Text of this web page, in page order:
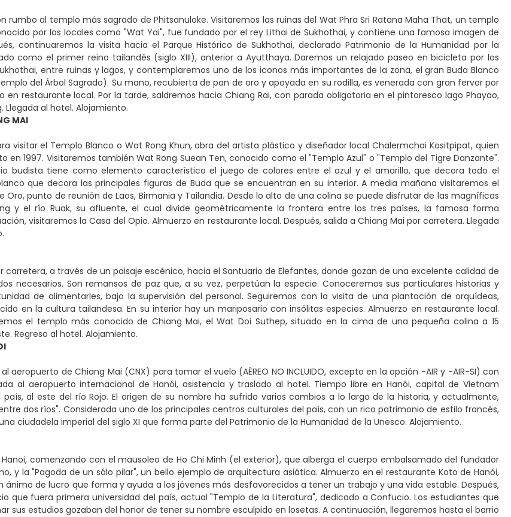
rumbo al templo más sagrado de Phitsanuloke. Visitaremos las ruinas del Wat Phra Sri Ratana Maha That, un templo
por los locales como "Wat Yai", fue fundado por el rey Lithai de Sukhothai, y contiene una famosa imagen de
continuaremos la visita hacia el Parque Histórico de Sukhothai, declarado Patrimonio de la Humanidad por la
como el primer reino tailandés (siglo XIII), anterior a Ayutthaya. Daremos un relajado paseo en bicicleta por los
entre ruinas y lagos, y contemplaremos uno de los iconos más importantes de la zona, el gran Buda Blanco
del Árbol Sagrado). Su mano, recubierta de pan de oro y apoyada en su rodilla, es venerada con gran fervor por
en restaurante local. Por la tarde, saldremos hacia Chiang Rai, con parada obligatoria en el pintoresco lago Phayao,
Llegada al hotel. Alojamiento.
MAI
visitar el Templo Blanco o Wat Rong Khun, obra del artista plástico y diseñador local Chalermchai Kositpipat, quien
en 1997. Visitaremos también Wat Rong Suean Ten, conocido como el "Templo Azul" o "Templo del Tigre Danzante".
budista tiene como elemento característico el juego de colores entre el azul y el amarillo, que decora todo el
que decora las principales figuras de Buda que se encuentran en su interior. A media mañana visitaremos el
Oro, punto de reunión de Laos, Birmania y Tailandia. Desde lo alto de una colina se puede disfrutar de las magníficas
y el río Ruak, su afluente, el cual divide geométricamente la frontera entre los tres países, la famosa forma
visitaremos la Casa del Opio. Almuerzo en restaurante local. Después, salida a Chiang Mai por carretera. Llegada
carretera, a través de un paisaje escénico, hacia el Santuario de Elefantes, donde gozan de una excelente calidad de
necesarios. Son remansos de paz que, a su vez, perpetúan la especie. Conoceremos sus particulares historias y
de alimentarles, bajo la supervisión del personal. Seguiremos con la visita de una plantación de orquídeas,
en la cultura tailandesa. En su interior hay un mariposario con insólitas especies. Almuerzo en restaurante local.
el templo más conocido de Chiang Mai, el Wat Doi Suthep, situado en la cima de una pequeña colina a 15
Regreso al hotel. Alojamiento.
aeropuerto de Chiang Mai (CNX) para tomar el vuelo (AÉREO NO INCLUIDO, excepto en la opción -AIR y -AIR-SI) con
al aeropuerto internacional de Hanói, asistencia y traslado al hotel. Tiempo libre en Hanói, capital de Vietnam
al este del río Rojo. El origen de su nombre ha sufrido varios cambios a lo largo de la historia, y actualmente,
dos ríos". Considerada uno de los principales centros culturales del país, con un rico patrimonio de estilo francés,
ciudadela imperial del siglo XI que forma parte del Patrimonio de la Humanidad de la Unesco. Alojamiento.
Hanoi, comenzando con el mausoleo de Ho Chi Minh (el exterior), que alberga el cuerpo embalsamado del fundador
y la "Pagoda de un sólo pilar", un bello ejemplo de arquitectura asiática. Almuerzo en el restaurante Koto de Hanói,
ánimo de lucro que forma y ayuda a los jóvenes más desfavorecidos a tener un trabajo y una vida estable. Después,
que fuera primera universidad del país, actual "Templo de la Literatura", dedicado a Confucio. Los estudiantes que
sus estudios gozaban del honor de tener su nombre esculpido en losetas. A continuación, llegaremos hasta el barrio